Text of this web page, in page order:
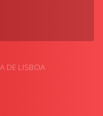
DE LISBOA